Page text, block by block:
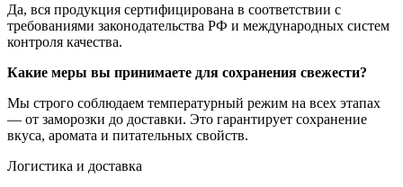
Да, вся продукция сертифицирована в соответствии с
требованиями законодательства РФ и международных систем
контроля качества.
Какие меры вы принимаете для сохранения свежести?
Мы строго соблюдаем температурный режим на всех этапах
— от заморозки до доставки. Это гарантирует сохранение
вкуса, аромата и питательных свойств.
Логистика и доставка